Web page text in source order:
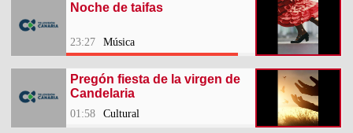
Noche de taifas
23:27 Música
Pregón fiesta de la virgen de
Candelaria
01:58 Cultural